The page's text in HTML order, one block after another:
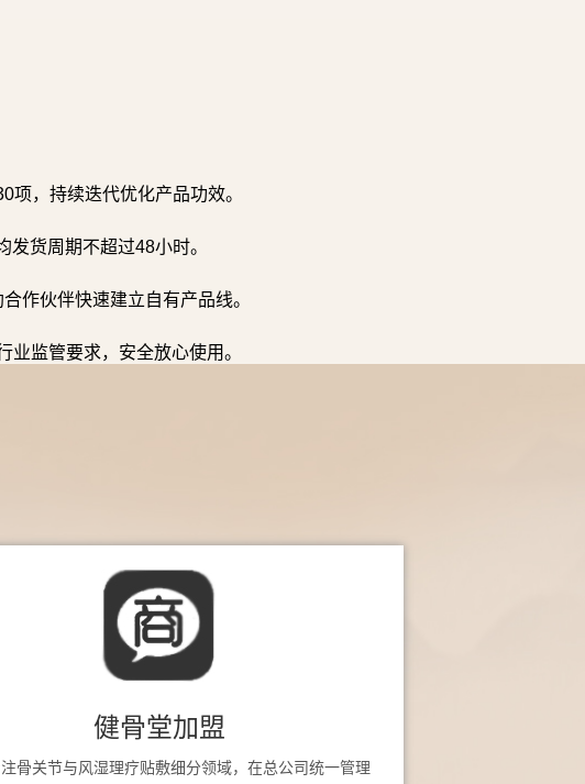
，持续迭代优化产品功效。
货周期不超过48小时。
作伙伴快速建立自有产品线。
监管要求，安全放心使用。
健骨堂加盟
骨关节与风湿理疗贴敷细分领域，在总公司统一管理